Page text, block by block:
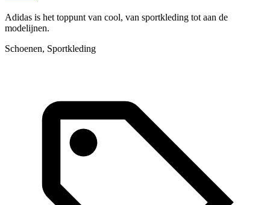
Adidas is het toppunt van cool, van sportkleding tot aan de
modelijnen.
Schoenen, Sportkleding